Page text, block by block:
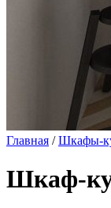
Главная /Шкафы-
Шкаф-